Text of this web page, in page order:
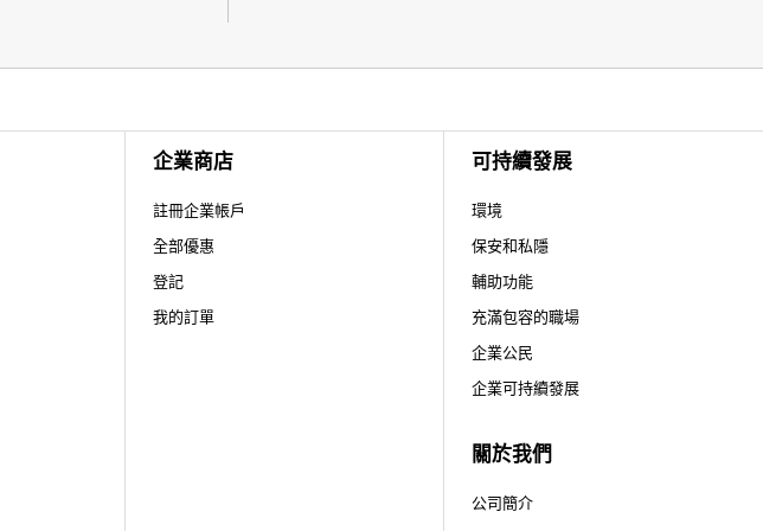
企業商店
註冊企業帳戶
全部優惠
登記
我的訂單
可持續發展
環境
保安和私隱
輔助功能
充滿包容的職場
企業公民
企業可持續發展
關於我們
公司簡介